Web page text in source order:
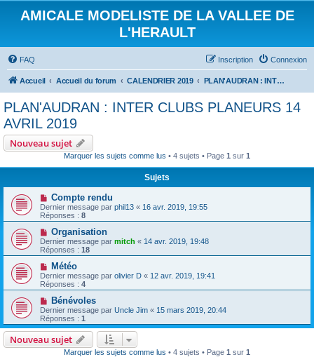
AMICALE MODELISTE DE LA VALLEE DE
L'HERAULT
FAQ Connexion
Inscription
Accueil Accueil du forum CALENDRIER 2019 PLAN'AUDRAN : INTER CLUBS PLANEURS 14 AVRIL 2019
PLAN'AUDRAN : INTER CLUBS PLANEURS 14
AVRIL 2019
Nouveau sujet
Marquer les sujets comme lus • 4 sujets • Page 1 sur 1
Sujets
Compte rendu
Dernier message par phil13 « 16 avr. 2019, 19:55
Réponses : 8
Organisation
Dernier message par mitch « 14 avr. 2019, 19:48
Réponses : 18
Météo
Dernier message par olivier D « 12 avr. 2019, 19:41
Réponses : 4
Bénévoles
Dernier message par Uncle Jim « 15 mars 2019, 20:44
Réponses : 1
Nouveau sujet
Marquer les sujets comme lus • 4 sujets • Page 1 sur 1